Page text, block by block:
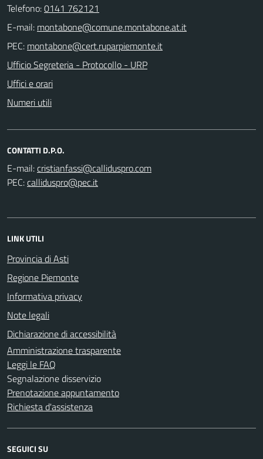
Telefono:0141 762121
E-mail:
PEC:
Ufficio Segreteria - Protocollo - URP
Uffici e orari
Numeri utili
CONTATTI D.P.O.
E-mail:
PEC:
LINK UTILI
Provincia di Asti
Regione Piemonte
Informativa privacy
Note legali
Dichiarazione di accessibilità
Amministrazione trasparente
Leggi le FAQ
Segnalazione disservizio
Prenotazione appuntamento
Richiesta d'assistenza
SEGUICI SU